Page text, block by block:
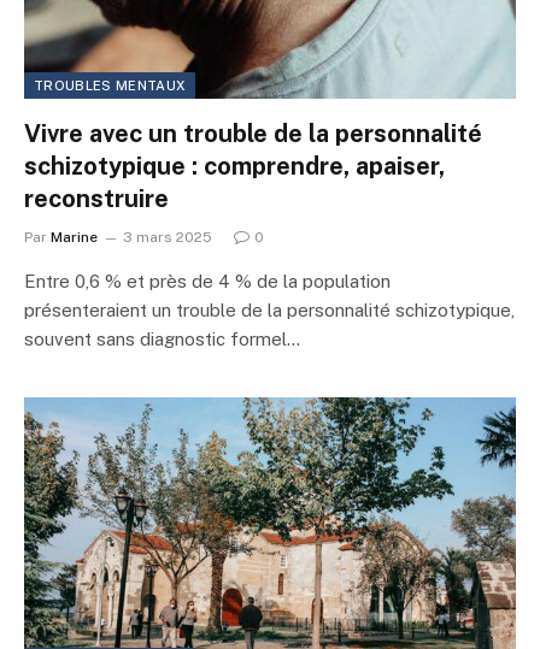
TROUBLES MENTAUX
Vivre avec un trouble de la personnalité
schizotypique : comprendre, apaiser,
reconstruire
Par Marine 3 mars 2025 0
Entre 0,6 % et près de 4 % de la population
présenteraient un trouble de la personnalité schizotypique,
souvent sans diagnostic formel…